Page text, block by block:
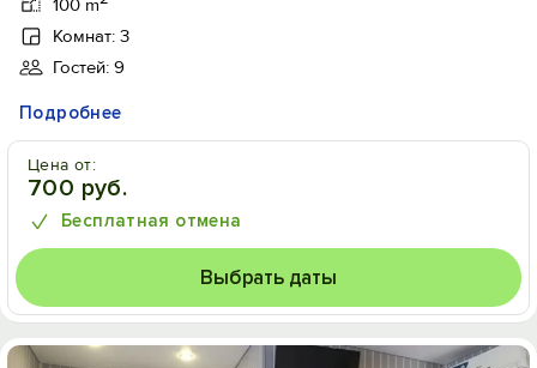
100 m
Комнат: 3
Гостей: 9
Подробнее
Цена от:
700 руб.
Бесплатная отмена
Выбрать даты